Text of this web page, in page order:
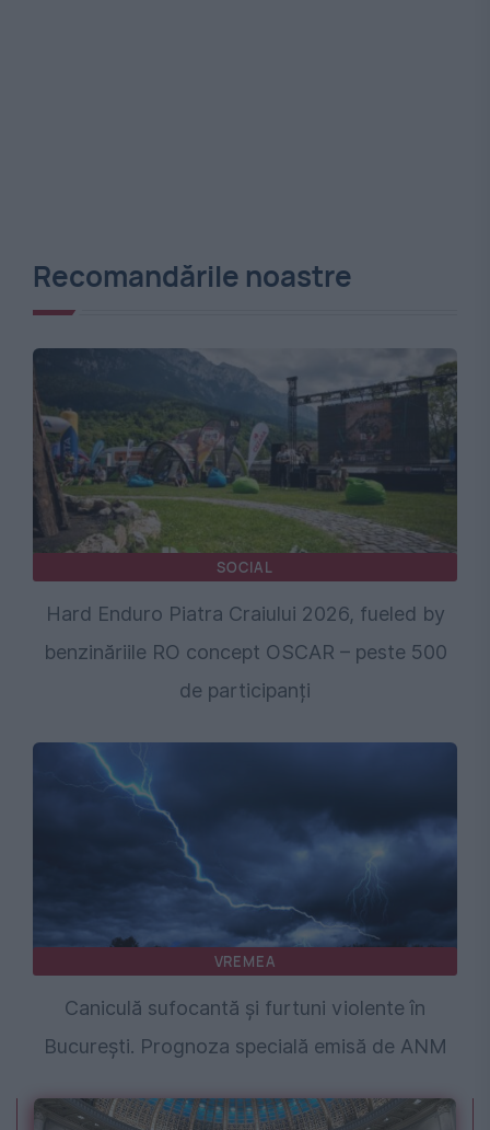
Recomandările noastre
SOCIAL
Hard Enduro Piatra Craiului 2026, fueled by
benzinăriile RO concept OSCAR – peste 500
de participanți
VREMEA
Caniculă sufocantă și furtuni violente în
București. Prognoza specială emisă de ANM